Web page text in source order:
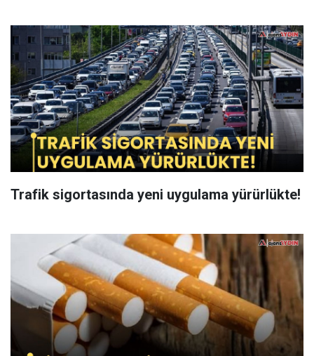
Trafik sigortasında yeni uygulama yürürlükte!